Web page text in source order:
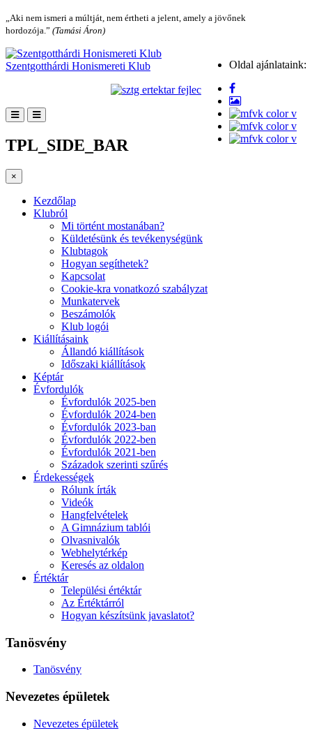
„Aki nem ismeri a múltját, nem értheti a jelent, amely a jövőnek
hordozója.” (Tamási Áron)
Oldal ajánlataink:
Szentgotthárdi Honismereti Klub
TPL_SIDE_BAR
×
Kezdőlap
Klubról
Mi történt mostanában?
Küldetésünk és tevékenységünk
Klubtagok
Hogyan segíthetek?
Kapcsolat
Cookie-kra vonatkozó szabályzat
Munkatervek
Beszámolók
Klub logói
Kiállításaink
Állandó kiállítások
Időszaki kiállítások
Képtár
Évfordulók
Évfordulók 2025-ben
Évfordulók 2024-ben
Évfordulók 2023-ban
Évfordulók 2022-ben
Évfordulók 2021-ben
Századok szerinti szűrés
Érdekességek
Rólunk írták
Videók
Hangfelvételek
A Gimnázium tablói
Olvasnivalók
Webhelytérkép
Keresés az oldalon
Értéktár
Települési értéktár
Az Értéktárról
Hogyan készítsünk javaslatot?
Tanösvény
Tanösvény
Nevezetes épületek
Nevezetes épületek